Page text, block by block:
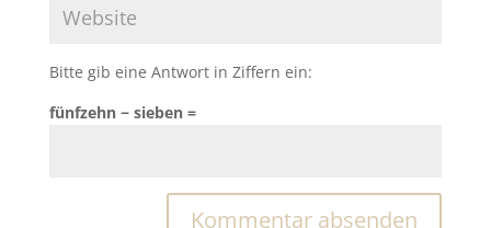
Bitte gib eine Antwort in Ziffern ein:
fünfzehn − sieben =